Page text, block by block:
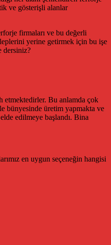
ve gösterişli alanlar
firmaları ve bu değerli
yerine getirmek için bu işe
dersiniz?
etmektedirler. Bu anlamda çok
bünyesinde üretim yapmakta ve
edilmeye başlandı. Bina
en uygun seçeneğin hangisi